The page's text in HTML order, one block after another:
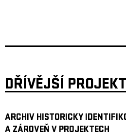
DŘÍVĚJŠÍ
ARCHIV HISTORICKY